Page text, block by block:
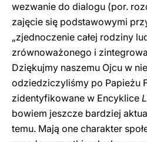
wezwanie do dialogu (por.
zajęcie się podstawowymi
„zjednoczenie całej rodziny
zrównoważonego i
Dziękujmy naszemu Ojcu w
odziedziczyliśmy po Papieżu
zidentyfikowane w Encyklice
bowiem jeszcze bardziej
temu. Mają one charakter